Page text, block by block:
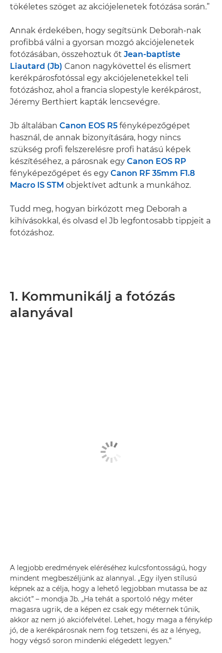
tökéletes szöget az akciójelenetek fotózása során.”
Annak érdekében, hogy segítsünk Deborah-nak
profibbá válni a gyorsan mozgó akciójelenetek
fotózásában, összehoztuk őt Jean-baptiste
Liautard (Jb) Canon nagykövettel és elismert
kerékpárosfotóssal egy akciójelenetekkel teli
fotózáshoz, ahol a francia slopestyle kerékpárost,
Jéremy Berthiert kapták lencsevégre.
Jb általában Canon EOS R5 fényképezőgépet
használ, de annak bizonyítására, hogy nincs
szükség profi felszerelésre profi hatású képek
készítéséhez, a párosnak egy Canon EOS RP
fényképezőgépet és egy Canon RF 35mm F1.8
Macro IS STM objektívet adtunk a munkához.
Tudd meg, hogyan birkózott meg Deborah a
kihívásokkal, és olvasd el Jb legfontosabb tippjeit a
fotózáshoz.
1. Kommunikálj a fotózás
alanyával
A legjobb eredmények eléréséhez kulcsfontosságú, hogy
mindent megbeszéljünk az alannyal. „Egy ilyen stílusú
képnek az a célja, hogy a lehető legjobban mutassa be az
akciót” – mondja Jb. „Ha tehát a sportoló négy méter
magasra ugrik, de a képen ez csak egy méternek tűnik,
akkor az nem jó akciófelvétel. Lehet, hogy maga a fénykép
jó, de a kerékpárosnak nem fog tetszeni, és az a lényeg,
hogy végső soron mindenki elégedett legyen.”